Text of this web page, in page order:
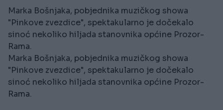
Marka Bošnjaka, pobjednika muzičkog showa
"Pinkove zvezdice", spektakularno je dočekalo
sinoć nekoliko hiljada stanovnika općine Prozor-
Rama.
Marka Bošnjaka, pobjednika muzičkog showa
"Pinkove zvezdice", spektakularno je dočekalo
sinoć nekoliko hiljada stanovnika općine Prozor-
Rama.